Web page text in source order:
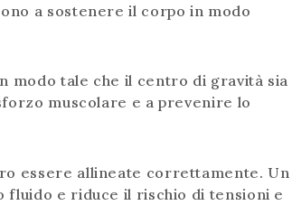
a sostenere il corpo in modo
modo tale che il centro di gravità sia
muscolare e a prevenire lo
essere allineate correttamente. Un
fluido e riduce il rischio di tensioni e